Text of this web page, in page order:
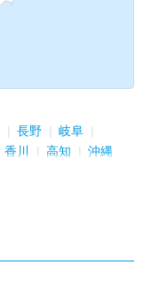
長野
岐阜
香川 高知 沖縄